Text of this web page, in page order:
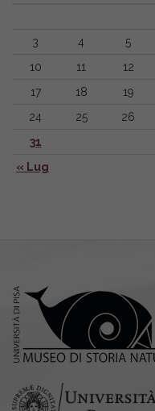
« Lug
3
4 5
10
11 12
17
18 19
24
25 26
31